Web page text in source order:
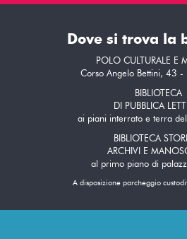
Dove si trova la
POLO CULTURALE E
Corso Angelo Bettini, 43 -
BIBLIOTECA
DI PUBBLICA
ai piani interrato e terra
BIBLIOTECA
ARCHIVI E
al primo piano di
A disposizione parcheggio